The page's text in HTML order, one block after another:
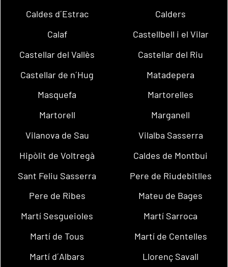
Caldes d´Estrac
Calders
Calaf
Castellbell i el Vilar
Castellar del Vallès
Castellar del Riu
Castellar de n´Hug
Matadepera
Masquefa
Martorelles
Martorell
Marganell
Vilanova de Sau
Vilalba Sasserra
Hipòlit de Voltregà
Caldes de Montbui
Sant Feliu Sasserra
Pere de Riudebitlles
Pere de Ribes
Mateu de Bages
Martí Sesgueioles
Martí Sarroca
Martí de Tous
Martí de Centelles
Martí d´Albars
Llorenç Savall